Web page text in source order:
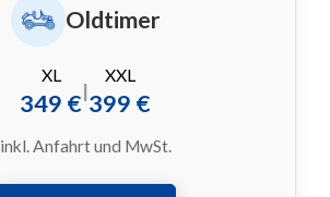
Oldtimer
XL
349 €|
XXL
399 €
inkl. Anfahrt und MwSt.